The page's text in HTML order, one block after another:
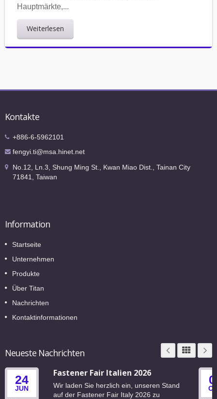
Hauptmärkte,...
Weiterlesen
Kontakte
+886-6-5962101
fengyi.ti@msa.hinet.net
No.12, Ln.3, Shung Ming St., Kwan Miao Dist., Tainan City
71841, Taiwan
Information
Startseite
Unternehmen
Produkte
Über Titan
Nachrichten
Kontaktinformationen
Neueste Nachrichten
24
JUN
Fastener Fair Italien 2026
Wir laden Sie herzlich ein, unseren Stand
auf der Fastener Fair Italy 2026 zu